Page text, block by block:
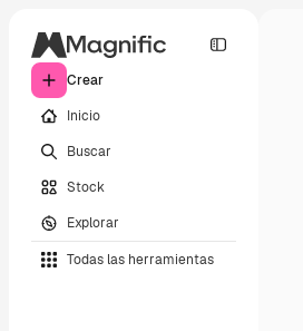
Crear
Inicio
Buscar
Stock
Explorar
Todas las herramientas